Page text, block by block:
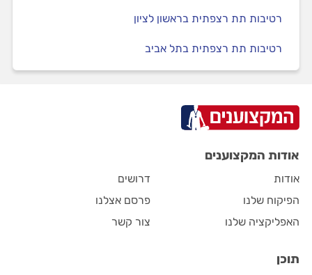
רטיבות תת רצפתית בראשון לציון
רטיבות תת רצפתית בתל אביב
אודות המקצוענים
אודות
הפיקוח שלנו
האפליקציה שלנו
דרושים
פרסם אצלנו
צור קשר
תוכן